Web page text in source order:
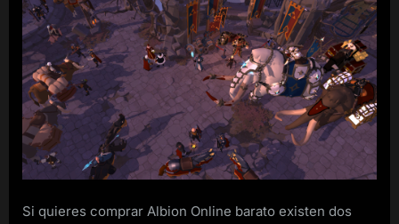
el
juego
Albion
Online
de
Steam
a
buen
precio
Si quieres comprar Albion Online barato existen dos